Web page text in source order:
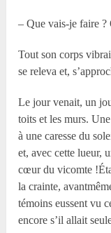
– Que vais-je faire ?
Tout son corps
se releva et,
Le jour venait, un
toits et les murs.
à une caresse du
et, avec cette lueur,
cœur du vicomte
la crainte,
témoins eussent vu
encore s’il allait